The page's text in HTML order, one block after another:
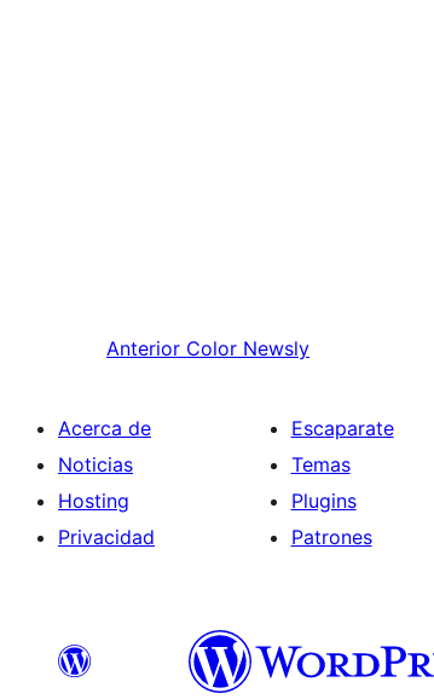
Anterior Color Newsly
Acerca de
Noticias
Hosting
Privacidad
Escaparate
Temas
Plugins
Patrones